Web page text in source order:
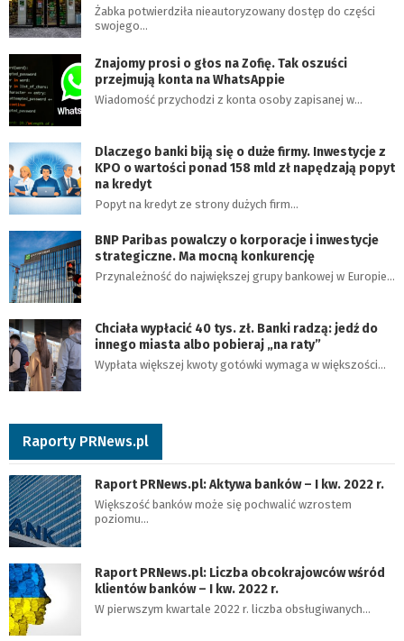
Żabka potwierdziła nieautoryzowany dostęp do części
swojego…
Znajomy prosi o głos na Zofię. Tak oszuści
przejmują konta na WhatsAppie
Wiadomość przychodzi z konta osoby zapisanej w…
Dlaczego banki biją się o duże firmy. Inwestycje z
KPO o wartości ponad 158 mld zł napędzają popyt
na kredyt
Popyt na kredyt ze strony dużych firm…
BNP Paribas powalczy o korporacje i inwestycje
strategiczne. Ma mocną konkurencję
Przynależność do największej grupy bankowej w Europie…
Chciała wypłacić 40 tys. zł. Banki radzą: jedź do
innego miasta albo pobieraj „na raty”
Wypłata większej kwoty gotówki wymaga w większości…
Raporty PRNews.pl
Raport PRNews.pl: Aktywa banków – I kw. 2022 r.
Większość banków może się pochwalić wzrostem
poziomu…
Raport PRNews.pl: Liczba obcokrajowców wśród
klientów banków – I kw. 2022 r.
W pierwszym kwartale 2022 r. liczba obsługiwanych…